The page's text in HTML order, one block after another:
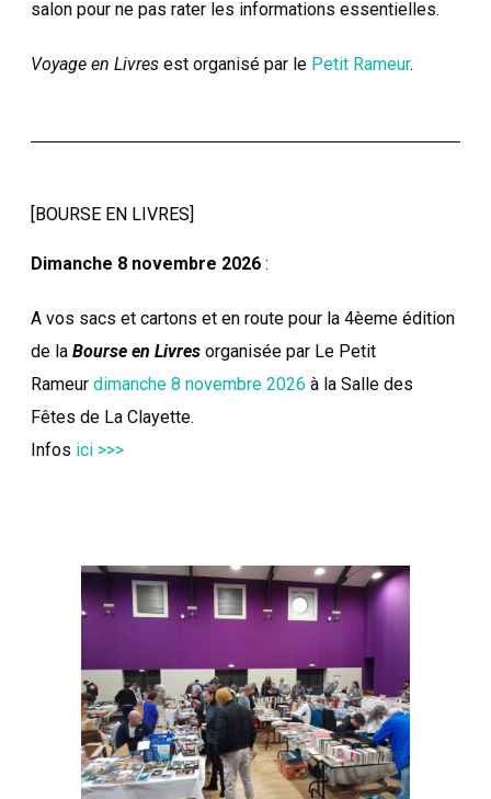
salon pour ne pas rater les informations essentielles.
Voyage en Livresest organisé par le Petit Rameur.
[BOURSE EN LIVRES]
Dimanche 8 novembre 2026:
A vos sacs et cartons et en route pour la 4èeme édition
de la Bourse en Livresorganisée par Le Petit
Rameur dimanche 8 novembre 2026 à la Salle des
Fêtes de La Clayette.
Infos ici >>>